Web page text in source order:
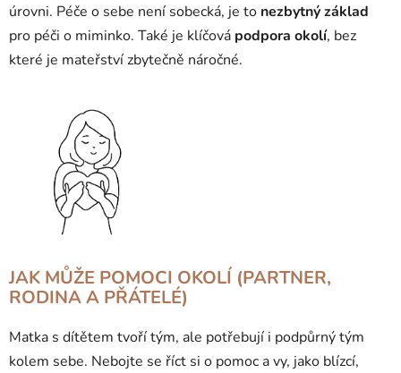
úrovni. Péče o sebe není sobecká, je to nezbytný základ
pro péči o miminko. Také je klíčová podpora okolí, bez
které je mateřství zbytečně náročné.
JAK MŮŽE POMOCI OKOLÍ (PARTNER,
RODINA A PŘÁTELÉ)
Matka s dítětem tvoří tým, ale potřebují i podpůrný tým
kolem sebe. Nebojte se říct si o pomoc a vy, jako blízcí,